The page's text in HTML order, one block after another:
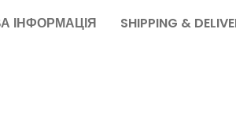
ІНФОРМАЦІЯ SHIPPING &